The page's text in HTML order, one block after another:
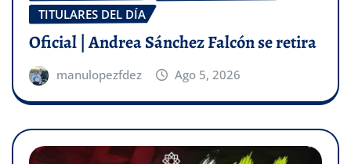
TITULARES DEL DÍA
Oficial | Andrea Sánchez Falcón se retira
manulopezfdez Ago 5, 2026